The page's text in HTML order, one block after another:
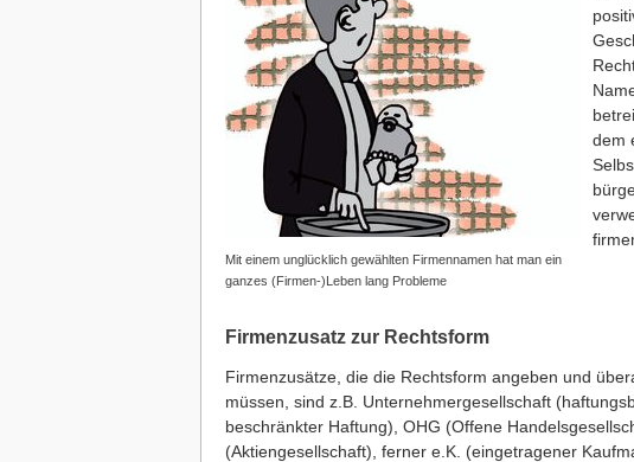
Mit einem unglücklich gewählten Firmennamen hat man ein
ganzes (Firmen-)Leben lang Probleme
dem
Firmenzusatz zur Rechtsform
Firmenzusätze, die die Rechtsform angeben und
müssen, sind z.B. Unternehmergesellschaft
beschränkter Haftung), OHG (Offene
(Aktiengesellschaft), ferner e.K. (eingetragener